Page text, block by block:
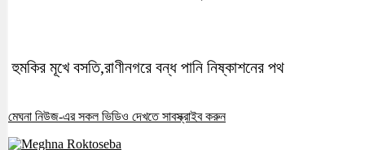
হুমকির মূখে বসতি,রাণীনগরে বন্ধ পানি নিষ্কাশনের পথ
মেঘনা নিউজ-এর সকল ভিডিও দেখতে সাবস্ক্রাইব করুন